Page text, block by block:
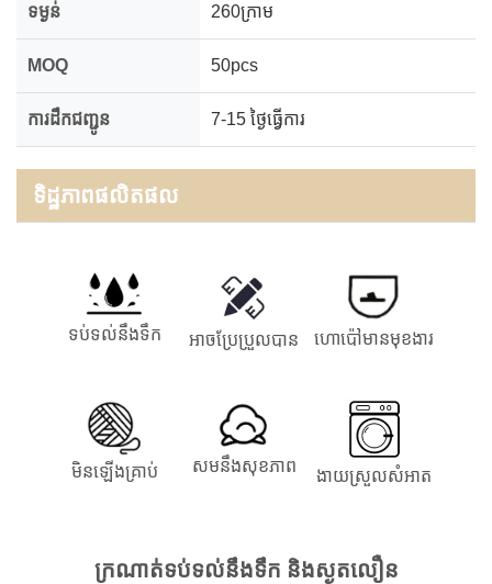
ទម្ងន់ 260ក្រាម
MOQ 50pcs
ការដឹកជញ្ជូន 7-15 ថ្ងៃធ្វើការ
ទិដ្ឋភាពផលិតផល
ទប់ទល់នឹងទឹក អាចប្រែប្រួលបាន ហោ​ប៉ៅ​មាន​មុខងារ
មិន​ឡើង​គ្រាប់ សម​នឹង​សុខភាព ងាយស្រួលសំអាត
ក្រណាត់​ទប់​ទល់​នឹង​ទឹក និង​ស្ងួត​លឿន